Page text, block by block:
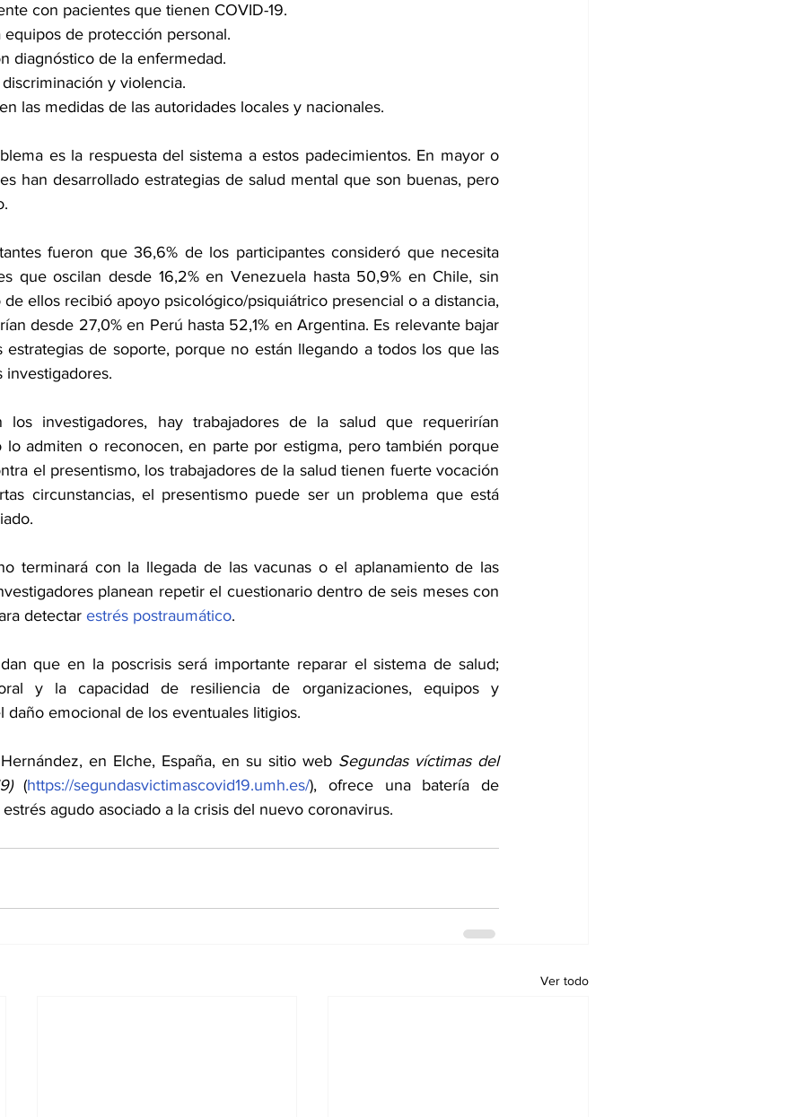
con pacientes que tienen COVID-19.
de protección personal.
diagnóstico de la enfermedad.
y violencia.
las medidas de las autoridades locales y nacionales.
es la respuesta del sistema a estos padecimientos. En mayor o
han desarrollado estrategias de salud mental que son buenas, pero
fueron que 36,6% de los participantes consideró que necesita
que oscilan desde 16,2% en Venezuela hasta 50,9% en Chile, sin
ellos recibió apoyo psicológico/psiquiátrico presencial o a distancia,
desde 27,0% en Perú hasta 52,1% en Argentina. Es relevante bajar
estrategias de soporte, porque no están llegando a todos los que las
investigadores.
los investigadores, hay trabajadores de la salud que requerirían
lo admiten o reconocen, en parte por estigma, pero también porque
el presentismo, los trabajadores de la salud tienen fuerte vocación
circunstancias, el presentismo puede ser un problema que está
terminará con la llegada de las vacunas o el aplanamiento de las
planean repetir el cuestionario dentro de seis meses con
detectar estrés postraumático.
que en la poscrisis será importante reparar el sistema de salud;
y la capacidad de resiliencia de organizaciones, equipos y
daño emocional de los eventuales litigios.
en Elche, España, en su sitio web Segundas víctimas del
(https://segundasvictimascovid19.umh.es/), ofrece una batería de
agudo asociado a la crisis del nuevo coronavirus.
Ver todo